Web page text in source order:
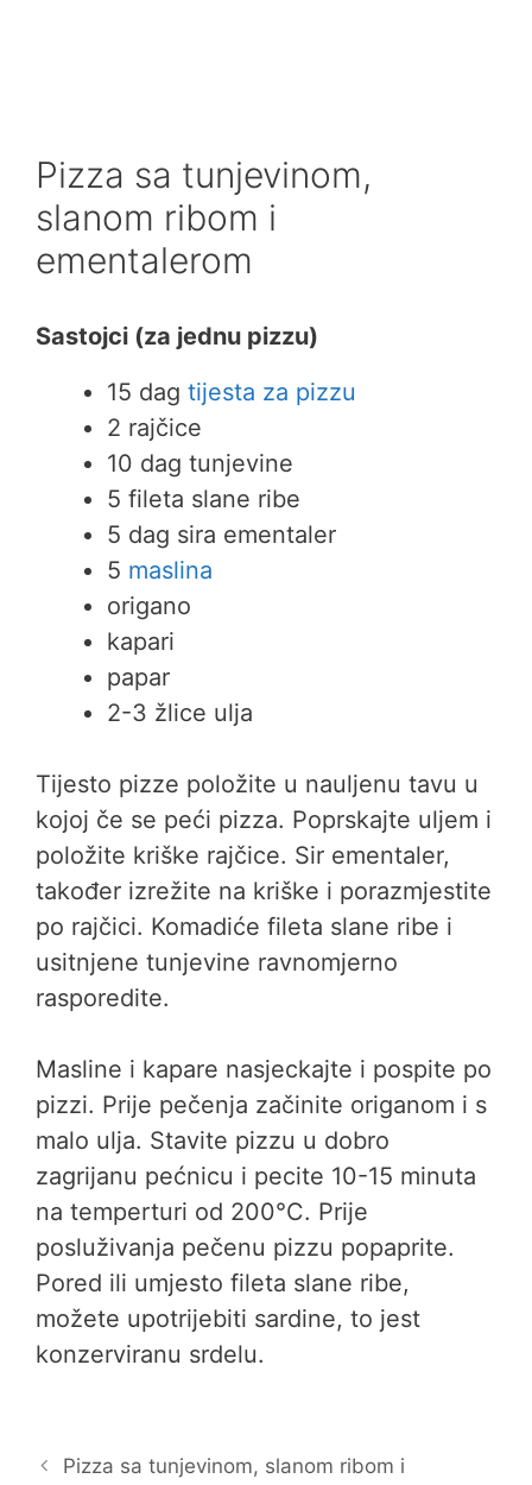
Pizza sa tunjevinom,
slanom ribom i
ementalerom
Sastojci (za jednu pizzu)
15 dag tijesta za pizzu
2 rajčice
10 dag tunjevine
5 fileta slane ribe
5 dag sira ementaler
5 maslina
origano
kapari
papar
2-3 žlice ulja
Tijesto pizze položite u nauljenu tavu u
kojoj če se peći pizza. Poprskajte uljem i
položite kriške rajčice. Sir ementaler,
također izrežite na kriške i porazmjestite
po rajčici. Komadiće fileta slane ribe i
usitnjene tunjevine ravnomjerno
rasporedite.
Masline i kapare nasjeckajte i pospite po
pizzi. Prije pečenja začinite origanom i s
malo ulja. Stavite pizzu u dobro
zagrijanu pećnicu i pecite 10-15 minuta
na temperturi od 200°C. Prije
posluživanja pečenu pizzu popaprite.
Pored ili umjesto fileta slane ribe,
možete upotrijebiti sardine, to jest
konzerviranu srdelu.
Pizza sa tunjevinom, slanom ribom i